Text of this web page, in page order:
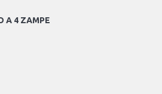
A 4 ZAMPE